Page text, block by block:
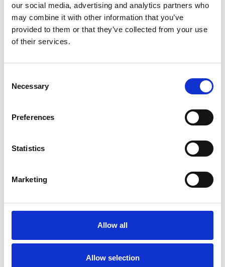
our social media, advertising and analytics partners who
may combine it with other information that you’ve
provided to them or that they’ve collected from your use
of their services.
Selection
Necessary
Preferences
Statistics
Marketing
Allow all
Allow selection
Køkken og Husholdning Grill
Toilet Autocampere - tilbehør